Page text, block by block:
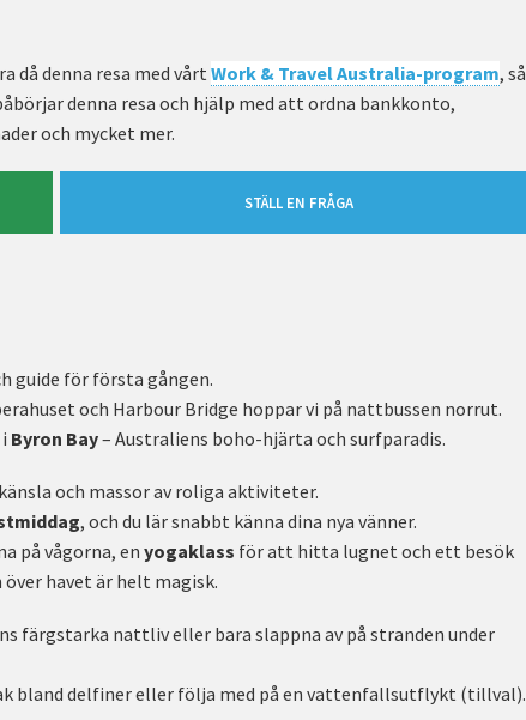
då denna resa med vårt Work & Travel Australia-program, så
denna resa och hjälp med att ordna bankkonto,
och mycket mer.
STÄLL EN FRÅGA
guide för första gången.
och Harbour Bridge hoppar vi på nattbussen norrut.
Byron Bay– Australiens boho-hjärta och surfparadis.
och massor av roliga aktiviteter.
, och du lär snabbt känna dina nya vänner.
på vågorna, en yogaklass för att hitta lugnet och ett besök
havet är helt magisk.
färgstarka nattliv eller bara slappna av på stranden under
bland delfiner eller följa med på en vattenfallsutflykt (tillval).